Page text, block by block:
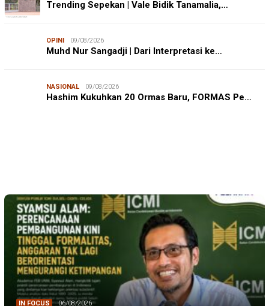
Trending Sepekan | Vale Bidik Tanamalia,…
OPINI 09/08/2026
Muhd Nur Sangadji | Dari Interpretasi ke…
NASIONAL 09/08/2026
Hashim Kukuhkan 20 Ormas Baru, FORMAS Pe…
JURNALISME WARGA 08/08/2026
Mahasiswa KKN-PK Unhas Edukasi Siswa SD Cegah
IN FOCUS 06/08/2026